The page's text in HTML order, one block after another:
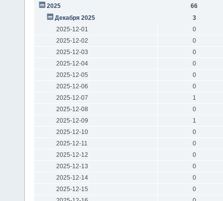
2025
66
Декабря 2025
3
2025-12-01
0
2025-12-02
0
2025-12-03
0
2025-12-04
0
2025-12-05
0
2025-12-06
0
2025-12-07
1
2025-12-08
0
2025-12-09
1
2025-12-10
0
2025-12-11
0
2025-12-12
0
2025-12-13
0
2025-12-14
0
2025-12-15
0